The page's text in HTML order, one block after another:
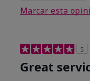
Marcar esta
5
Great